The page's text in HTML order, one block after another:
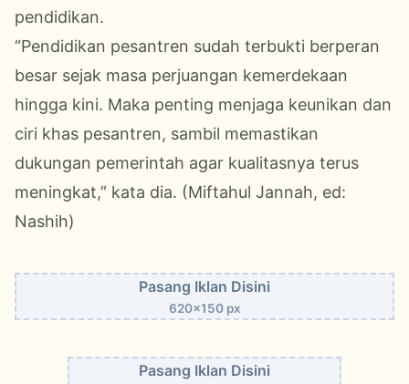
pendidikan.
“Pendidikan pesantren sudah terbukti berperan
besar sejak masa perjuangan kemerdekaan
hingga kini. Maka penting menjaga keunikan dan
ciri khas pesantren, sambil memastikan
dukungan pemerintah agar kualitasnya terus
meningkat,” kata dia. (Miftahul Jannah, ed:
Nashih)
Pasang Iklan Disini
620x150 px
Pasang Iklan Disini